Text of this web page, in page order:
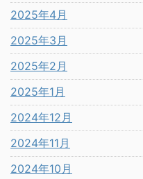
2025年4月
2025年3月
2025年2月
2025年1月
2024年12月
2024年11月
2024年10月